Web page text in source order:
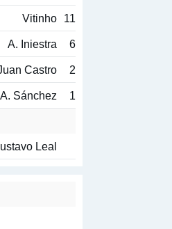
Vitinho 11
A. Iniestra 6
Castro 2
A. Sánchez 1
Leal